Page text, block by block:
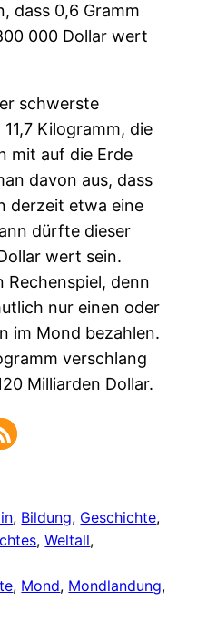
dass 0,6 Gramm
000 Dollar wert
schwerste
Kilogramm, die
mit auf die Erde
davon aus, dass
derzeit etwa eine
dürfte dieser
wert sein.
Rechenspiel, denn
nur einen oder
im Mond bezahlen.
verschlang
Milliarden Dollar.
, Bildung, Geschichte
, Weltall
, Mond, Mondlandung